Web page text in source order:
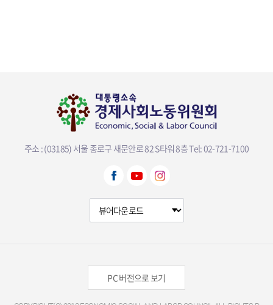
주소 : (03185) 서울 종로구 새문안로 82 S타워 8층Tel: 02-721-7100
뷰어다운로드 선택
PC 버전으로 보기